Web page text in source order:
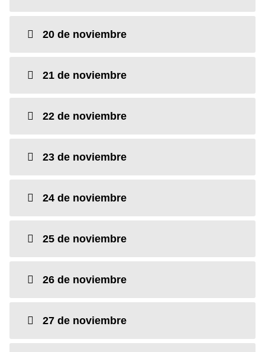
20 de noviembre
21 de noviembre
22 de noviembre
23 de noviembre
24 de noviembre
25 de noviembre
26 de noviembre
27 de noviembre